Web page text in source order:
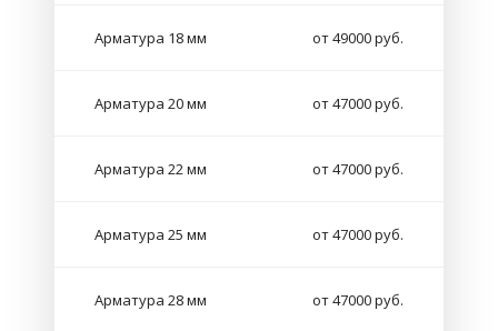
Арматура 18 мм от 49000 руб.
Арматура 20 мм от 47000 руб.
Арматура 22 мм от 47000 руб.
Арматура 25 мм от 47000 руб.
Арматура 28 мм от 47000 руб.